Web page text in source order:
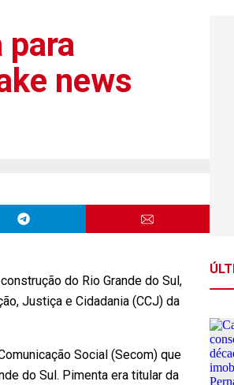
para
news
do Rio Grande do Sul,
Justiça e Cidadania (CCJ) da
Social (Secom) que
do Sul. Pimenta era titular da